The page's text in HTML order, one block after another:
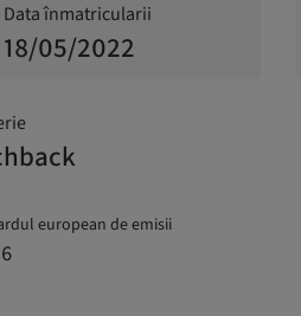
Data înmatricularii
18/05/2022
european de emisii